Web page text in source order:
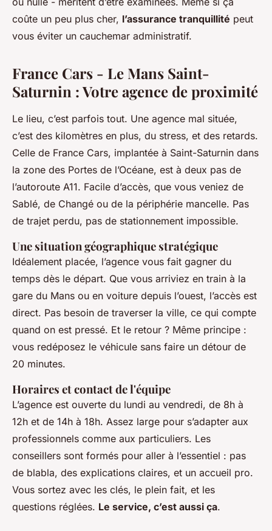
coûte un peu plus cher, l’assurance tranquillité peut
vous éviter un cauchemar administratif.
France Cars - Le Mans Saint-
Saturnin : Votre agence de proximité
Le lieu, c’est parfois tout. Une agence mal située,
c’est des kilomètres en plus, du stress, et des retards.
Celle de France Cars, implantée à Saint-Saturnin dans
la zone des Portes de l’Océane, est à deux pas de
l’autoroute A11. Facile d’accès, que vous veniez de
Sablé, de Changé ou de la périphérie mancelle. Pas
de trajet perdu, pas de stationnement impossible.
Une situation géographique stratégique
Idéalement placée, l’agence vous fait gagner du
temps dès le départ. Que vous arriviez en train à la
gare du Mans ou en voiture depuis l’ouest, l’accès est
direct. Pas besoin de traverser la ville, ce qui compte
quand on est pressé. Et le retour ? Même principe :
vous redéposez le véhicule sans faire un détour de
20 minutes.
Horaires et contact de l'équipe
L’agence est ouverte du lundi au vendredi, de 8h à
12h et de 14h à 18h. Assez large pour s’adapter aux
professionnels comme aux particuliers. Les
conseillers sont formés pour aller à l’essentiel : pas
de blabla, des explications claires, et un accueil pro.
Vous sortez avec les clés, le plein fait, et les
questions réglées. Le service, c’est aussi ça.